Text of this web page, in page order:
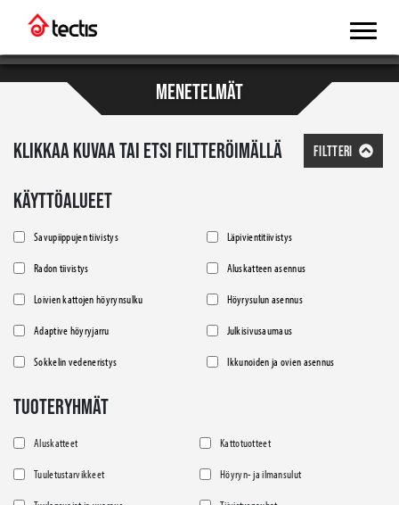
MENETELMÄT
KLIKKAA KUVAA TAI ETSI FILTTERÖIMÄLLÄ FILTTERI
KÄYTTÖALUEET
Savupiippujen tiivistys Läpivientitiivistys
Radon tiivistys Aluskatteen asennus
Loivien kattojen höyrynsulku Höyrysulun asennus
Adaptive höyryjarru Julkisivusaumaus
Sokkelin vedeneristys Ikkunoiden ja ovien asennus
TUOTERYHMÄT
Aluskatteet Kattotuotteet
Tuuletustarvikkeet Höyryn- ja ilmansulut